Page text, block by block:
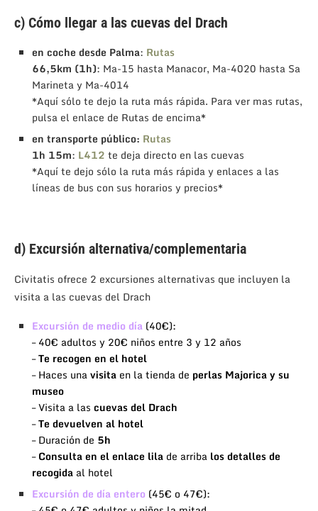
c) Cómo llegar a las cuevas del Drach
en coche desde Palma: Rutas
66,5km (1h): Ma-15 hasta Manacor, Ma-4020 hasta Sa
Marineta y Ma-4014
*Aquí sólo te dejo la ruta más rápida. Para ver mas rutas,
pulsa el enlace de Rutas de encima*
en transporte público: Rutas
1h 15m: L412 te deja directo en las cuevas
*Aquí te dejo sólo la ruta más rápida y enlaces a las
líneas de bus con sus horarios y precios*
d) Excursión alternativa/complementaria
Civitatis ofrece 2 excursiones alternativas que incluyen la
visita a las cuevas del Drach
Excursión de medio día (40€):
– 40€ adultos y 20€ niños entre 3 y 12 años
–Te recogen en el hotel
– Haces unavisita en la tienda de perlas Majorica y su
museo
– Visita a las cuevas del Drach
–Te devuelven al hotel
– Duración de 5h
–Consulta en el enlace lila de arriba los detalles de
recogida al hotel
Excursión de día entero (45€ o 47€):